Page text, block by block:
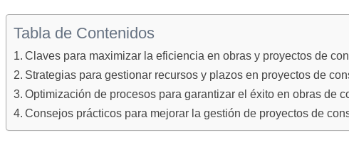
Tabla de Contenidos
Claves para maximizar la eficiencia en obras y proyectos de
Strategias para gestionar recursos y plazos en proyectos de
Optimización de procesos para garantizar el éxito en obras de
Consejos prácticos para mejorar la gestión de proyectos de